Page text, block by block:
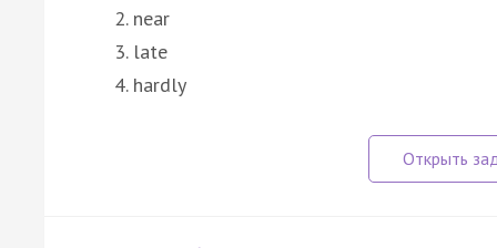
near
late
hardly